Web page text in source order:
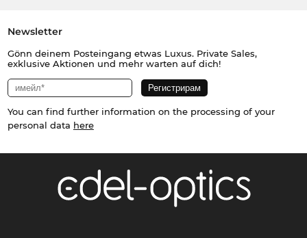
Newsletter
Gönn deinem Posteingang etwas Luxus. Private Sales,
exklusive Aktionen und mehr warten auf dich!
You can find further information on the processing of your
personal data here